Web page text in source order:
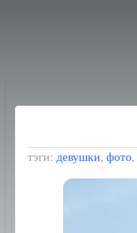
тэги: девушки, фото,